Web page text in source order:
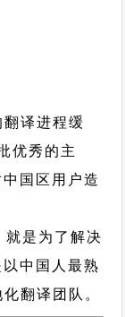
译进程缓
优秀的主
国区用户造
就是为了解决
中国人最熟
翻译团队。